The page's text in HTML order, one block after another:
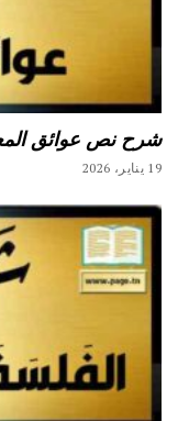
شرح نص عوائق
19 يناير، 2026